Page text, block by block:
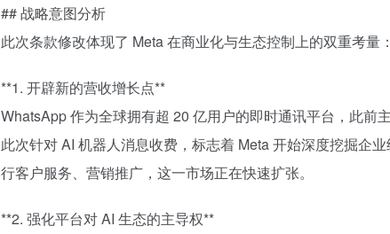
## 战略意图分析
此次条款修改体现了 Meta 在商业化与生态控制上的双重考量：
**1. 开辟新的营收增长点**
WhatsApp 作为全球拥有超 20 亿用户的即时通讯平台，此前
此次针对 AI 机器人消息收费，标志着 Meta 开始深度挖掘企
行客户服务、营销推广，这一市场正在快速扩张。
**2. 强化平台对 AI 生态的主导权**